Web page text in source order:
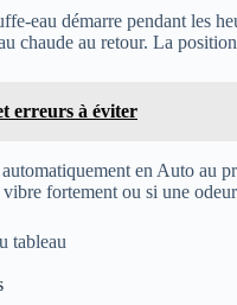
eau démarre pendant les
chaude au retour. La
erreurs à éviter
en Auto au
fortement ou si une